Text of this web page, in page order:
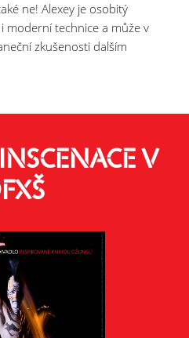
ne! Alexey je osobitý
moderní technice a může v
zkušenosti dalším
V